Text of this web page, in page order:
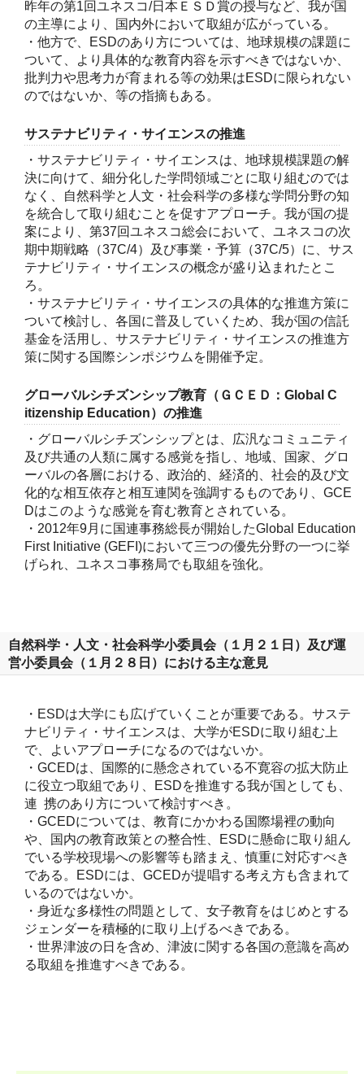
昨年の第1回ユネスコ/日本ＥＳＤ賞の授与など、我が国
の主導により、国内外において取組が広がっている。
・他方で、ESDのあり方については、地球規模の課題に
ついて、より具体的な教育内容を示すべきではないか、
批判力や思考力が育まれる等の効果はESDに限られない
のではないか、等の指摘もある。
サステナビリティ・サイエンスの推進
・サステナビリティ・サイエンスは、地球規模課題の解
決に向けて、細分化した学問領域ごとに取り組むのでは
なく、自然科学と人文・社会科学の多様な学問分野の知
を統合して取り組むことを促すアプローチ。我が国の提
案により、第37回ユネスコ総会において、ユネスコの次
期中期戦略（37C/4）及び事業・予算（37C/5）に、サス
テナビリティ・サイエンスの概念が盛り込まれたとこ
ろ。
・サステナビリティ・サイエンスの具体的な推進方策に
ついて検討し、各国に普及していくため、我が国の信託
基金を活用し、サステナビリティ・サイエンスの推進方
策に関する国際シンポジウムを開催予定。
グローバルシチズンシップ教育（ＧＣＥＤ：Global C
itizenship Education）の推進
・グローバルシチズンシップとは、広汎なコミュニティ
及び共通の人類に属する感覚を指し、地域、国家、グロ
ーバルの各層における、政治的、経済的、社会的及び文
化的な相互依存と相互連関を強調するものであり、GCE
Dはこのような感覚を育む教育とされている。
・2012年9月に国連事務総長が開始したGlobal Education
First Initiative (GEFI)において三つの優先分野の一つに挙
げられ、ユネスコ事務局でも取組を強化。
自然科学・人文・社会科学小委員会（１月２１日）及び運
営小委員会（１月２８日）における主な意見
・ESDは大学にも広げていくことが重要である。サステ
ナビリティ・サイエンスは、大学がESDに取り組む上
で、よいアプローチになるのではないか。
・GCEDは、国際的に懸念されている不寛容の拡大防止
に役立つ取組であり、ESDを推進する我が国としても、
連 携のあり方について検討すべき。
・GCEDについては、教育にかかわる国際場裡の動向
や、国内の教育政策との整合性、ESDに懸命に取り組ん
でいる学校現場への影響等も踏まえ、慎重に対応すべき
である。ESDには、GCEDが提唱する考え方も含まれて
いるのではないか。
・身近な多様性の問題として、女子教育をはじめとする
ジェンダーを積極的に取り上げるべきである。
・世界津波の日を含め、津波に関する各国の意識を高め
る取組を推進すべきである。